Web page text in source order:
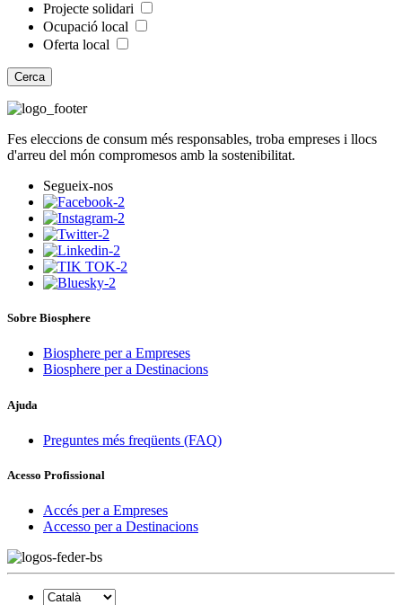
Projecte solidari
Ocupació local
Oferta local
Cerca
Fes eleccions de consum més responsables, troba empreses i llocs
d'arreu del món compromesos amb la sostenibilitat.
Segueix-nos
Sobre Biosphere
Biosphere per a Empreses
Biosphere per a Destinacions
Ajuda
Preguntes més freqüents (FAQ)
Acesso Profissional
Accés per a Empreses
Accesso per a Destinacions